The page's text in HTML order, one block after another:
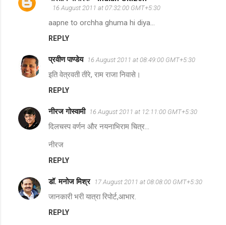
C
e
n
16 August 2011 at 07:32:00 GMT+5:30
aapne to orchha ghuma hi diya...
REPLY
प्रवीण पाण्डेय 16 August 2011 at 08:49:00 GMT+5:30
इति वेत्रवती तीरे, राम राजा निवासे।
REPLY
नीरज गोस्वामी 16 August 2011 at 12:11:00 GMT+5:30
दिलचस्प वर्णन और नयनाभिराम चित्र...
नीरज
REPLY
डॉ. मनोज मिश्र 17 August 2011 at 08:08:00 GMT+5:30
जानकारी भरी यात्रा रिपोर्ट,आभार.
REPLY